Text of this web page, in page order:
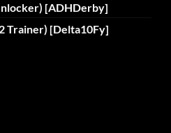
[ADHDerby]
Trainer) [Delta10Fy]